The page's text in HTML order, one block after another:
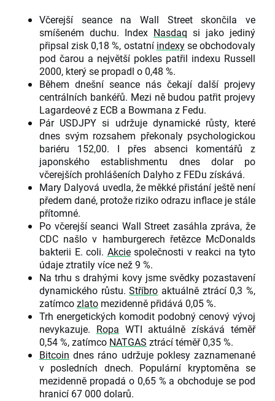
Včerejší seance na Wall Street skončila ve
smíšeném duchu. Index Nasdaq si jako jediný
připsal zisk 0,18 %, ostatní indexyse obchodovaly
pod čarou a největší pokles patřil indexu Russell
2000, který se propadl o 0,48 %.
Během dnešní seance nás čekají další projevy
centrálních bankéřů. Mezi ně budou patřit projevy
Lagardeové z ECB a Bowmana z Fedu.
Pár USDJPY si udržuje dynamické růsty, které
dnes svým rozsahem překonaly psychologickou
bariéru 152,00. I přes absenci komentářů z
japonského establishmentu dnes dolar po
včerejších prohlášeních Dalyho z FEDu získává.
Mary Dalyová uvedla, že měkké přistání ještě není
předem dané, protože riziko odrazu inflace je stále
přítomné.
Po včerejší seanci Wall Street zasáhla zpráva, že
CDC našlo v hamburgerech řetězce McDonalds
bakterii E. coli. Akciespolečnosti v reakci na tyto
údaje ztratily více než 9 %.
Na trhu s drahými kovy jsme svědky pozastavení
dynamického růstu.Stříbro aktuálně ztrácí 0,3 %,
zatímcozlato mezidenně přidává 0,05 %.
Trh energetických komodit podobný cenový vývoj
nevykazuje. Ropa WTI aktuálně získává téměř
0,54 %, zatímco NATGAS ztrácí téměř 0,35 %.
Bitcoin dnes ráno udržuje poklesy zaznamenané
v posledních dnech. Populární kryptoměna se
mezidenně propadá o 0,65 % a obchoduje se pod
hranicí 67 000 dolarů.